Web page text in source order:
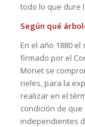
todo lo que dure
Según qué
En el año 1880
firmado por el
Monet se
rieles, para la
realizar en el
condición de
independientes